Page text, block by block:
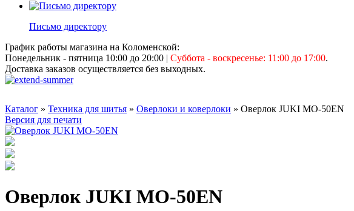
Письмо директору
График работы магазина на Коломенской:
Понедельник - пятница 10:00 до 20:00 | Суббота - воскресенье: 11:00 до 17:00.
Доставка заказов осуществляется без выходных.
Каталог » Техника для шитья » Оверлоки и коверлоки » Оверлок JUKI MO-50EN
Версия для печати
Оверлок JUKI MO-50EN